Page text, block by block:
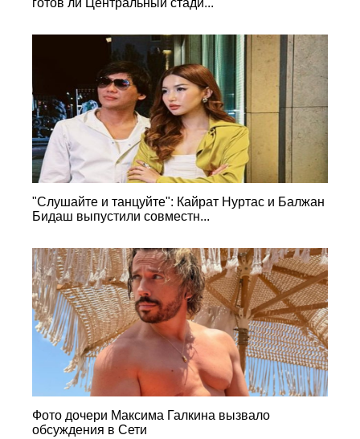
готов ли Центральный стади...
"Слушайте и танцуйте": Кайрат Нуртас и Балжан
Бидаш выпустили совместн...
Фото дочери Максима Галкина вызвало
обсуждения в Сети